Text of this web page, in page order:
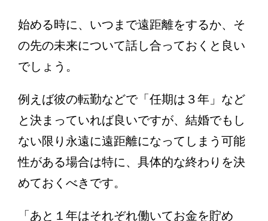
始める時に、いつまで遠距離をするか、そ
の先の未来について話し合っておくと良い
でしょう。
例えば彼の転勤などで「任期は３年」など
と決まっていれば良いですが、結婚でもし
ない限り永遠に遠距離になってしまう可能
性がある場合は特に、具体的な終わりを決
めておくべきです。
「あと１年はそれぞれ働いてお金を貯め